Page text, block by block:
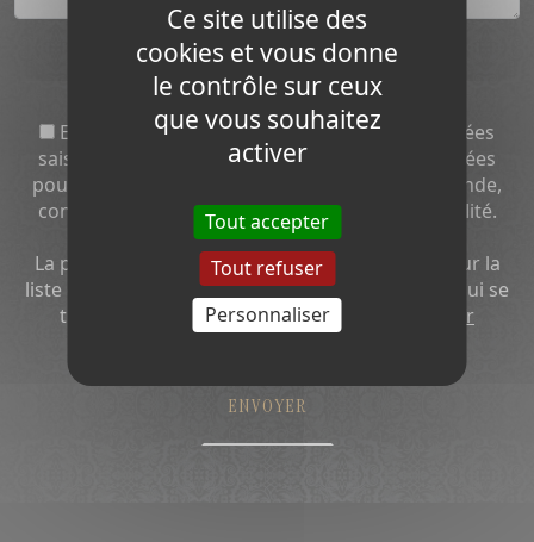
En cochant cette case, j’accepte que les données
saisies dans le formulaire ci-dessus soient utilisées
pour me recontacter dans le cadre de ma demande,
conformément ànotre politique de confidentialité.
La possibilité vous est offerte de vous inscrire sur la
liste d’opposition au démarchage téléphonique qui se
trouve sur le site Internetwww.bloctel.gouv.fr
ENVOYER
Ce site utilise des
cookies et vous donne
le contrôle sur ceux
que vous souhaitez
activer
Tout accepter
Tout refuser
Personnaliser